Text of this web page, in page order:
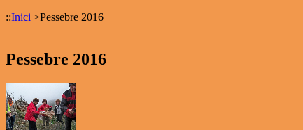
::Inici >Pessebre 2016
Pessebre 2016